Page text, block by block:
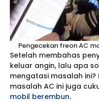
Pengecekan freon AC
Setelah membahas
keluar angin, lalu apa
mengatasi masalah
masalah AC ini juga
mobil berembun.